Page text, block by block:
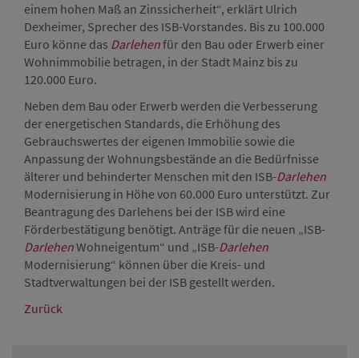
einem hohen Maß an Zinssicherheit“, erklärt Ulrich
Dexheimer, Sprecher des ISB-Vorstandes. Bis zu 100.000
Euro könne das Darlehenfür den Bau oder Erwerb einer
Wohnimmobilie betragen, in der Stadt Mainz bis zu
120.000 Euro.
Neben dem Bau oder Erwerb werden die Verbesserung
der energetischen Standards, die Erhöhung des
Gebrauchswertes der eigenen Immobilie sowie die
Anpassung der Wohnungsbestände an die Bedürfnisse
älterer und behinderter Menschen mit den ISB-Darlehen
Modernisierung in Höhe von 60.000 Euro unterstützt. Zur
Beantragung des Darlehens bei der ISB wird eine
Förderbestätigung benötigt. Anträge für die neuen „ISB-
DarlehenWohneigentum“ und „ISB-Darlehen
Modernisierung“ können über die Kreis- und
Stadtverwaltungen bei der ISB gestellt werden.
Zurück